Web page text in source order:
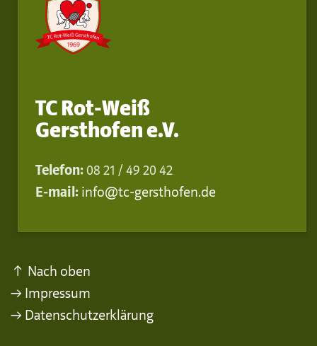
TC Rot-Weiß
Gersthofen e.V.
Telefon: 08 21 / 49 20 42
E-mail: info@tc-gersthofen.de
↑ Nach oben
→ Impressum
→ Datenschutzerklärung